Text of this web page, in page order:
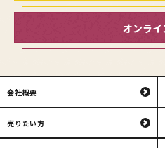
オンラ
会社概要
売りたい方